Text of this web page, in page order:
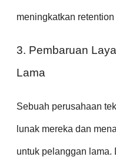
meningkatkan
3. Pembaruan
Lama
Sebuah perusahaan
lunak mereka dan
untuk pelanggan lama.